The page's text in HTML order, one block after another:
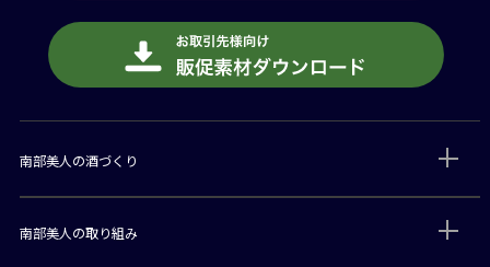
南部美人の酒づくり
南部美人の取り組み